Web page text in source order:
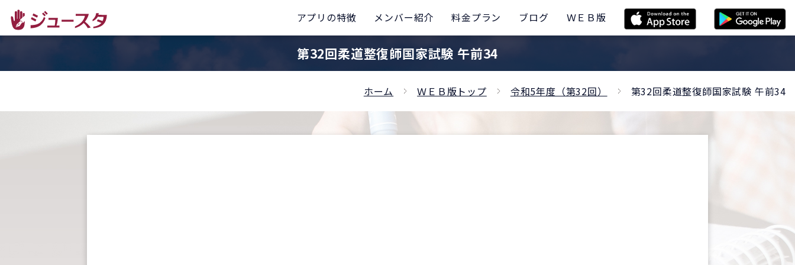
アプリの特徴 メンバー紹介 料金プラン ブログ ＷＥＢ版
第32回柔道整復師国家試験 午前34
ホーム ＷＥＢ版トップ 令和5年度（第32回） 第32回柔道整復師国家試験 午前34